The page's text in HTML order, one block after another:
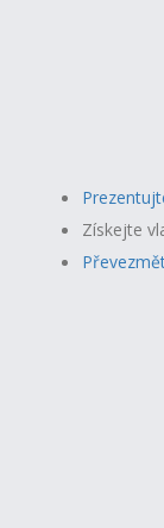
Získejte